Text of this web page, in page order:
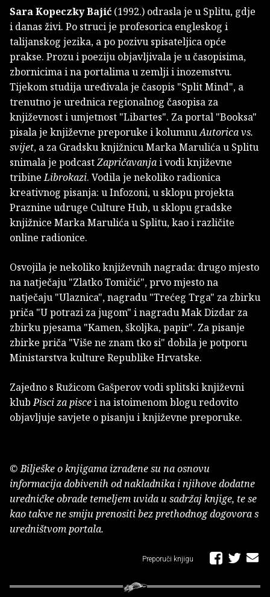
Sara Kopeczky Bajić (1992.) odrasla je u Splitu, gdje
i danas živi. Po struci je profesorica engleskog i
talijanskog jezika, a po pozivu spisateljica opće
prakse. Prozu i poeziju objavljivala je u časopisima,
zbornicima i na portalima u zemlji i inozemstvu.
Tijekom studija uređivala je časopis "Split Mind", a
trenutno je urednica regionalnog časopisa za
književnost i umjetnost "Libartes". Za portal "Booksa"
pisala je književne preporuke i kolumnuAutorica vs.
svijet, a za Gradsku knjižnicu Marka Marulića u Splitu
snimala je podcastZapričavanjai vodi književne
tribineLibrokazi. Vodila je nekoliko radionica
kreativnog pisanja: u Infozoni, u sklopu projekta
Praznine udruge Culture Hub, u sklopu gradske
knjižnice Marka Marulića u Splitu, kao i različite
online radionice.
Osvojila je nekoliko književnih nagrada: drugo mjesto
na natječaju "Zlatko Tomičić", prvo mjesto na
natječaju "Ulaznica", nagradu "Trećeg Trga" za zbirku
priča "U potrazi za jugom" i nagradu Mak Dizdar za
zbirku pjesama "Kamen, školjka, papir". Za pisanje
zbirke priča "Više ne znam tko si" dobila je potporu
Ministarstva kulture Republike Hrvatske.
Zajedno s Ružicom Gašperov vodi splitski književni
klubPisci za piscei na istoimenom blogu redovito
objavljuje savjete o pisanju i književne preporuke.
© Bilješke o knjigama izrađene su na osnovu
informacija dobivenih od nakladnika i njihove dodatne
uredničke obrade temeljem uvida u sadržaj knjige, te se
kao takve ne smiju prenositi bez prethodnog dogovora s
uredništvom portala.
Preporuči knjigu